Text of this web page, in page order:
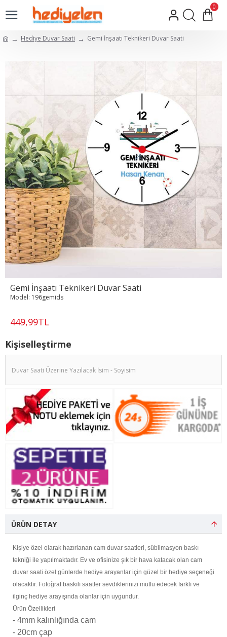
0
Hediye Duvar Saati Gemi İnşaatı Teknikeri Duvar Saati
Gemi İnşaatı Teknikeri Duvar Saati
449,99TL
Model: 196gemids
Kişiselleştirme
ÜRÜN DETAY
Kişiye özel olarak hazırlanan cam duvar saatleri, süblimasyon baskı
tekniği ile yapılmaktadır. Ev ve ofisinize şık bir hava katacak olan cam
duvar saati özel günlerde hediye arayanlar için güzel bir hediye seçeneği
olacaktır. Fotoğraf baskılı saatler sevdiklerinizi mutlu edecek farklı ve
ilginç hediye arayışında olanlar için uygundur.
Ürün Özellikleri
- 4mm kalınlığında cam
- 20cm çap